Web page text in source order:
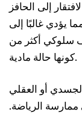
إلى الحافز
يؤدي غالبًا إلى
سلوكي أكثر من
كونها حالة مادية.
أو العقلي
ممارسة الرياضة.